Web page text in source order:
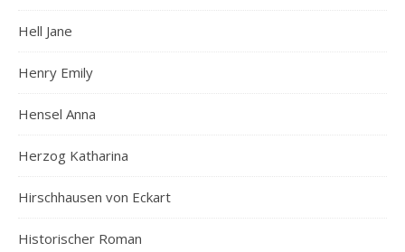
Hell Jane
Henry Emily
Hensel Anna
Herzog Katharina
Hirschhausen von Eckart
Historischer Roman